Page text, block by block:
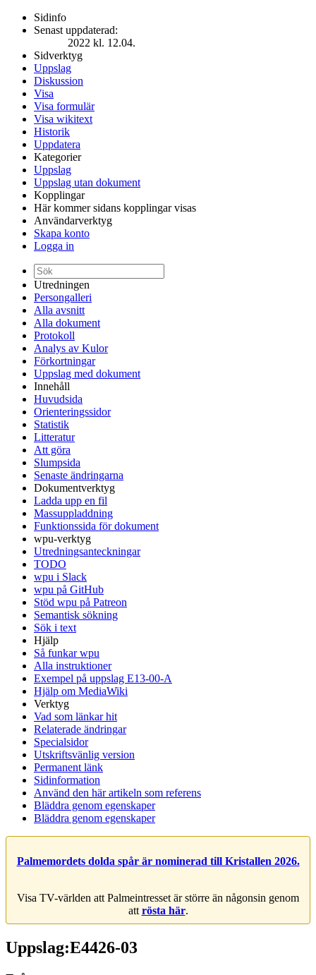
Sidinfo
Senast uppdaterad:
2022 kl. 12.04.
Sidverktyg
Uppslag
Diskussion
Visa
Visa formulär
Visa wikitext
Historik
Uppdatera
Kategorier
Uppslag
Uppslag utan dokument
Kopplingar
Här kommer sidans kopplingar visas
Användarverktyg
Skapa konto
Logga in
Utredningen
Persongalleri
Alla avsnitt
Alla dokument
Protokoll
Analys av Kulor
Förkortningar
Uppslag med dokument
Innehåll
Huvudsida
Orienteringssidor
Statistik
Litteratur
Att göra
Slumpsida
Senaste ändringarna
Dokumentverktyg
Ladda upp en fil
Massuppladdning
Funktionssida för dokument
wpu-verktyg
Utredningsanteckningar
TODO
wpu i Slack
wpu på GitHub
Stöd wpu på Patreon
Semantisk sökning
Sök i text
Hjälp
Så funkar wpu
Alla instruktioner
Exempel på uppslag E13-00-A
Hjälp om MediaWiki
Verktyg
Vad som länkar hit
Relaterade ändringar
Specialsidor
Utskriftsvänlig version
Permanent länk
Sidinformation
Använd den här artikeln som referens
Bläddra genom egenskaper
Bläddra genom egenskaper
Palmemordets dolda spår är nominerad till Kristallen 2026.
Visa TV-världen att Palmeintresset är större än någonsin genom
att rösta här.
Uppslag:E4426-03